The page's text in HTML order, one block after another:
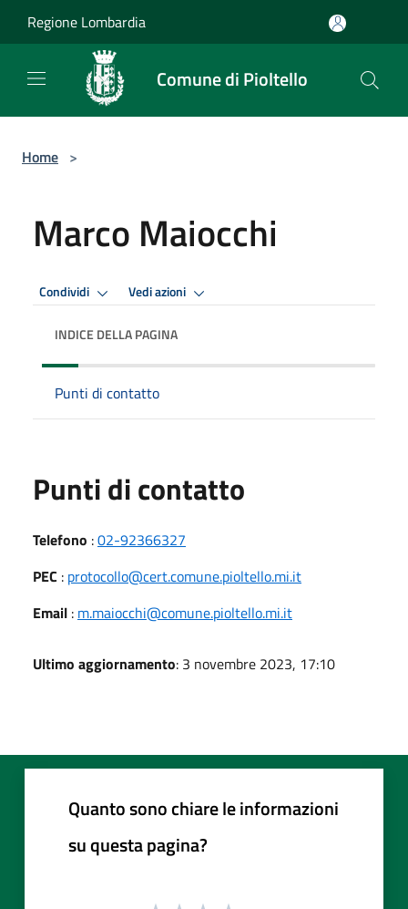
Regione Lombardia
Comune di Pioltello
Home >
Marco Maiocchi
Condividi Vedi azioni
INDICE DELLA PAGINA
Punti di contatto
Punti di contatto
Telefono :02-92366327
PEC : protocollo@cert.comune.pioltello.mi.it
Email : m.maiocchi@comune.pioltello.mi.it
Ultimo aggiornamento: 3 novembre 2023, 17:10
Quanto sono chiare le informazioni
su questa pagina?